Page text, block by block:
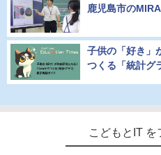
鹿児島市の
子供の「好き」
つくる「統計グ
こどもとIT を